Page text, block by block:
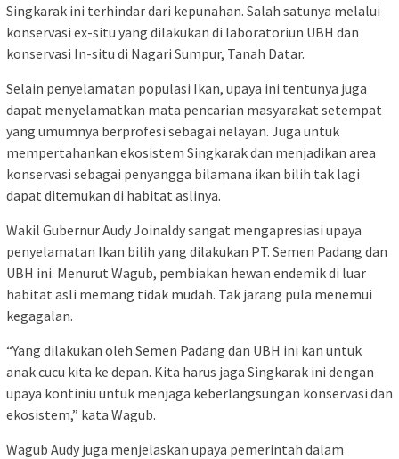
Singkarak ini terhindar dari kepunahan. Salah satunya melalui
konservasi ex-situ yang dilakukan di laboratoriun UBH dan
konservasi In-situ di Nagari Sumpur, Tanah Datar.
Selain penyelamatan populasi Ikan, upaya ini tentunya juga
dapat menyelamatkan mata pencarian masyarakat setempat
yang umumnya berprofesi sebagai nelayan. Juga untuk
mempertahankan ekosistem Singkarak dan menjadikan area
konservasi sebagai penyangga bilamana ikan bilih tak lagi
dapat ditemukan di habitat aslinya.
Wakil Gubernur Audy Joinaldy sangat mengapresiasi upaya
penyelamatan Ikan bilih yang dilakukan PT. Semen Padang dan
UBH ini. Menurut Wagub, pembiakan hewan endemik di luar
habitat asli memang tidak mudah. Tak jarang pula menemui
kegagalan.
“Yang dilakukan oleh Semen Padang dan UBH ini kan untuk
anak cucu kita ke depan. Kita harus jaga Singkarak ini dengan
upaya kontiniu untuk menjaga keberlangsungan konservasi dan
ekosistem,” kata Wagub.
Wagub Audy juga menjelaskan upaya pemerintah dalam